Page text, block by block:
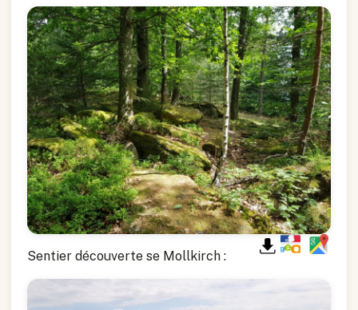
Sentier découverte se Mollkirch :